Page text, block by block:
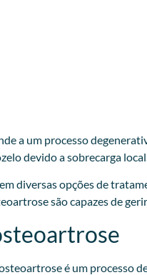
a um processo
devido a sobrecarga local.
diversas opções de
são capazes de
é um processo